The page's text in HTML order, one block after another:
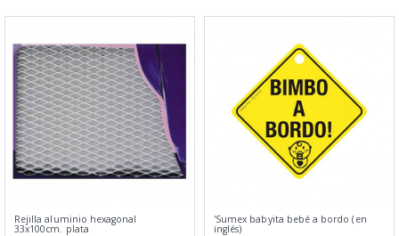
Rejilla aluminio hexagonal
33x100cm. plata
'Sumex babyita bebé a bordo (en
inglés)